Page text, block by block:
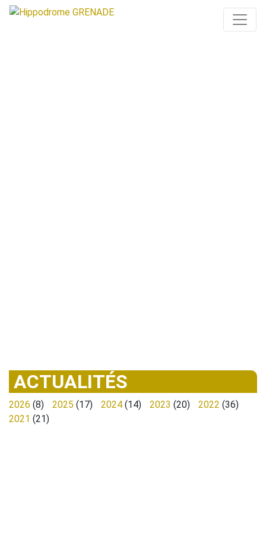
ACTUALITÉS
2026 (8) 2025 (17) 2024 (14) 2023 (20) 2022 (36)
2021 (21)